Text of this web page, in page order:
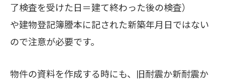
了検査を受けた日＝建て終わった後の検査）
や建物登記簿謄本に記された新築年月日ではない
ので注意が必要です。
物件の資料を作成する時にも、旧耐震か新耐震か